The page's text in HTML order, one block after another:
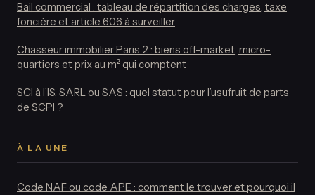
Bail commercial : tableau de répartition des charges, taxe
foncière et article 606 à surveiller
Chasseur immobilier Paris 2 : biens off-market, micro-
quartiers et prix au m² qui comptent
SCI à l’IS, SARL ou SAS : quel statut pour l’usufruit de parts
de SCPI ?
À LA UNE
Code NAF ou code APE : comment le trouver et pourquoi il